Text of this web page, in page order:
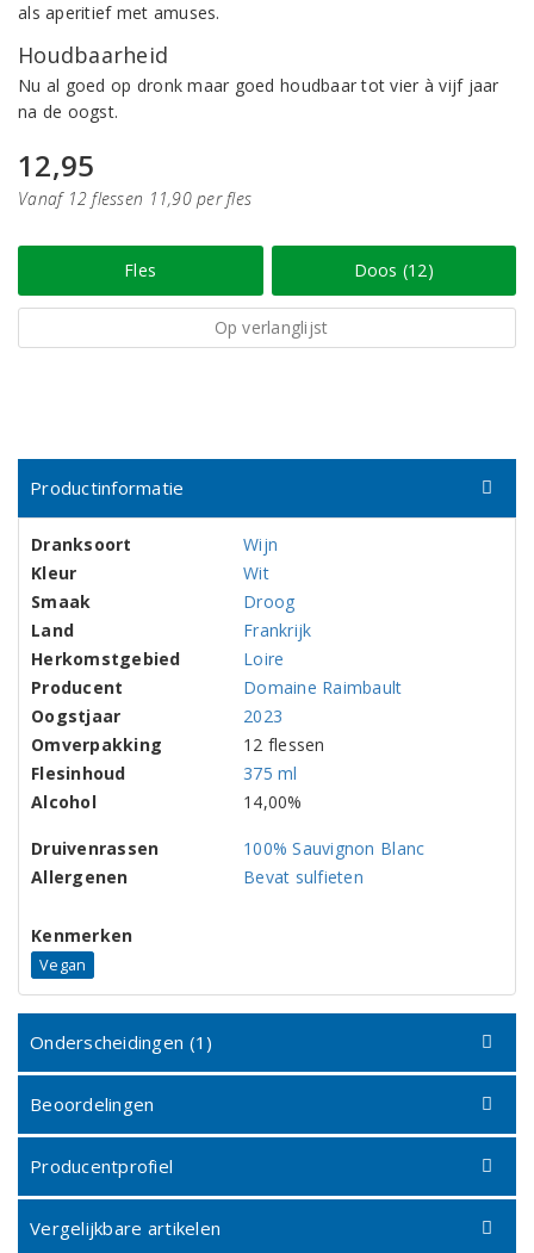
als aperitief met amuses.
Houdbaarheid
Nu al goed op dronk maar goed houdbaar tot vier à vijf jaar
na de oogst.
12,95
Vanaf 12 flessen 11,90 per fles
Fles Doos (12)
Op verlanglijst
Productinformatie
Dranksoort
Wijn
Kleur
Wit
Smaak
Droog
Land
Frankrijk
Herkomstgebied
Loire
Producent
Domaine Raimbault
Oogstjaar
2023
Omverpakking
12 flessen
Flesinhoud
375 ml
Alcohol
14,00%
Druivenrassen
100% Sauvignon Blanc
Allergenen
Bevat sulfieten
Kenmerken
Vegan
Onderscheidingen (1)
Beoordelingen
Producentprofiel
Vergelijkbare artikelen